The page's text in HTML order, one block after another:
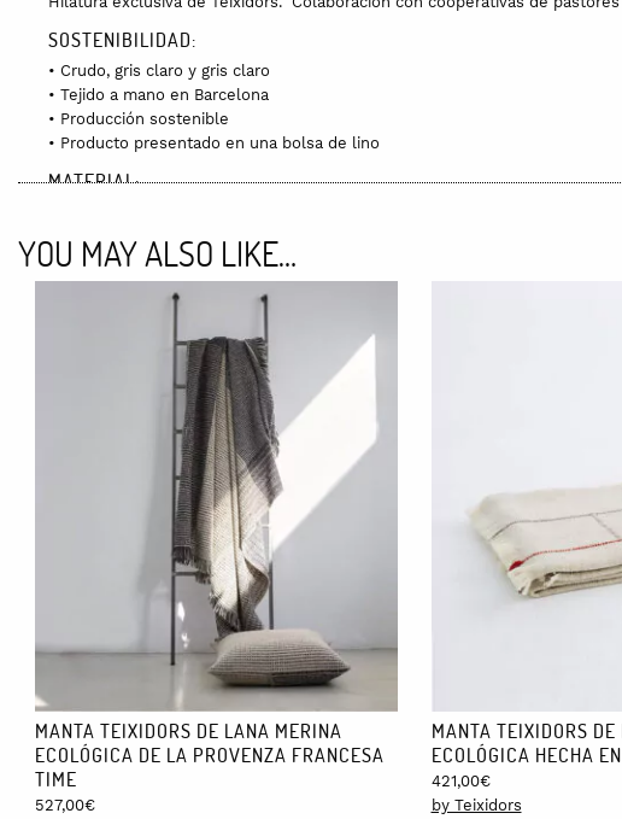
SOSTENIBILIDAD:
• Crudo, gris claro y gris claro
• Tejido a mano en Barcelona
• Producción sostenible
• Producto presentado en una bolsa de lino
MATERIAL:
MEDIDAS:
140 x 180 cm
Como todas las prendas de Teixidors, se trata de una prenda de
Los envíos nacionales son gratis. Si estás en Europa el coste es de 8
semana. En caso de que no esté en stock puede tardar hasta un mes, pero
YOU MAY ALSO LIKE…
MANTA TEIXIDORS DE LANA MERINA
ECOLÓGICA DE LA PROVENZA FRANCESA
TIME
527,00€
MANTA TEIXIDORS
ECOLÓGICA HECHA
421,00€
by Teixidors